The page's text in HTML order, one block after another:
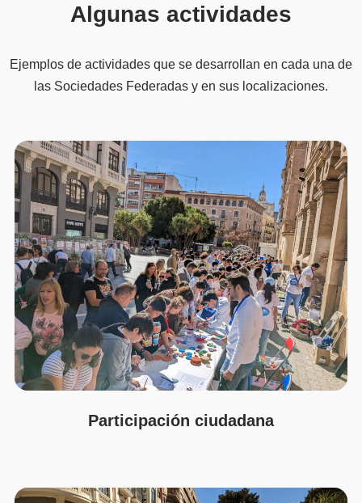
Algunas actividades
Ejemplos de actividades que se desarrollan en cada una de
las Sociedades Federadas y en sus localizaciones.
Participación ciudadana